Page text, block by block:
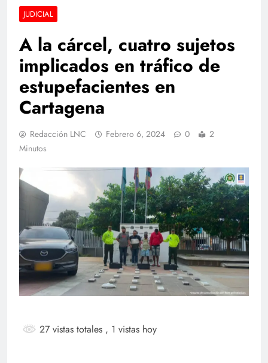
JUDICIAL
A la cárcel, cuatro sujetos
implicados en tráfico de
estupefacientes en
Cartagena
Redacción LNC Febrero 6, 2024 0
2
Minutos
27 vistas totales , 1 vistas hoy